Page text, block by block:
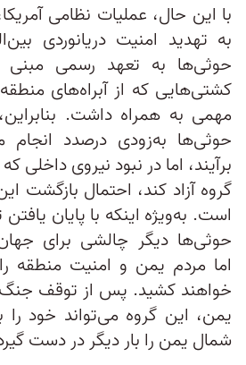
با این حال، عملیات نظامی
به تهدید امنیت دریانوردی
حوثی‌ها به تعهد رسمی
کشتی‌هایی که از آبراه‌های
مهمی به همراه داشت.
حوثی‌ها به‌زودی درصدد انجام
برآیند، اما در نبود نیروی داخلی
گروه آزاد کند، احتمال بازگشت
است. به‌ویژه اینکه با پایان
حوثی‌ها دیگر چالشی برای
اما مردم یمن و امنیت منطقه‌
خواهند کشید. پس از توقف جنگ
یمن، این گروه می‌تواند خود را
شمال یمن را بار دیگر در دست